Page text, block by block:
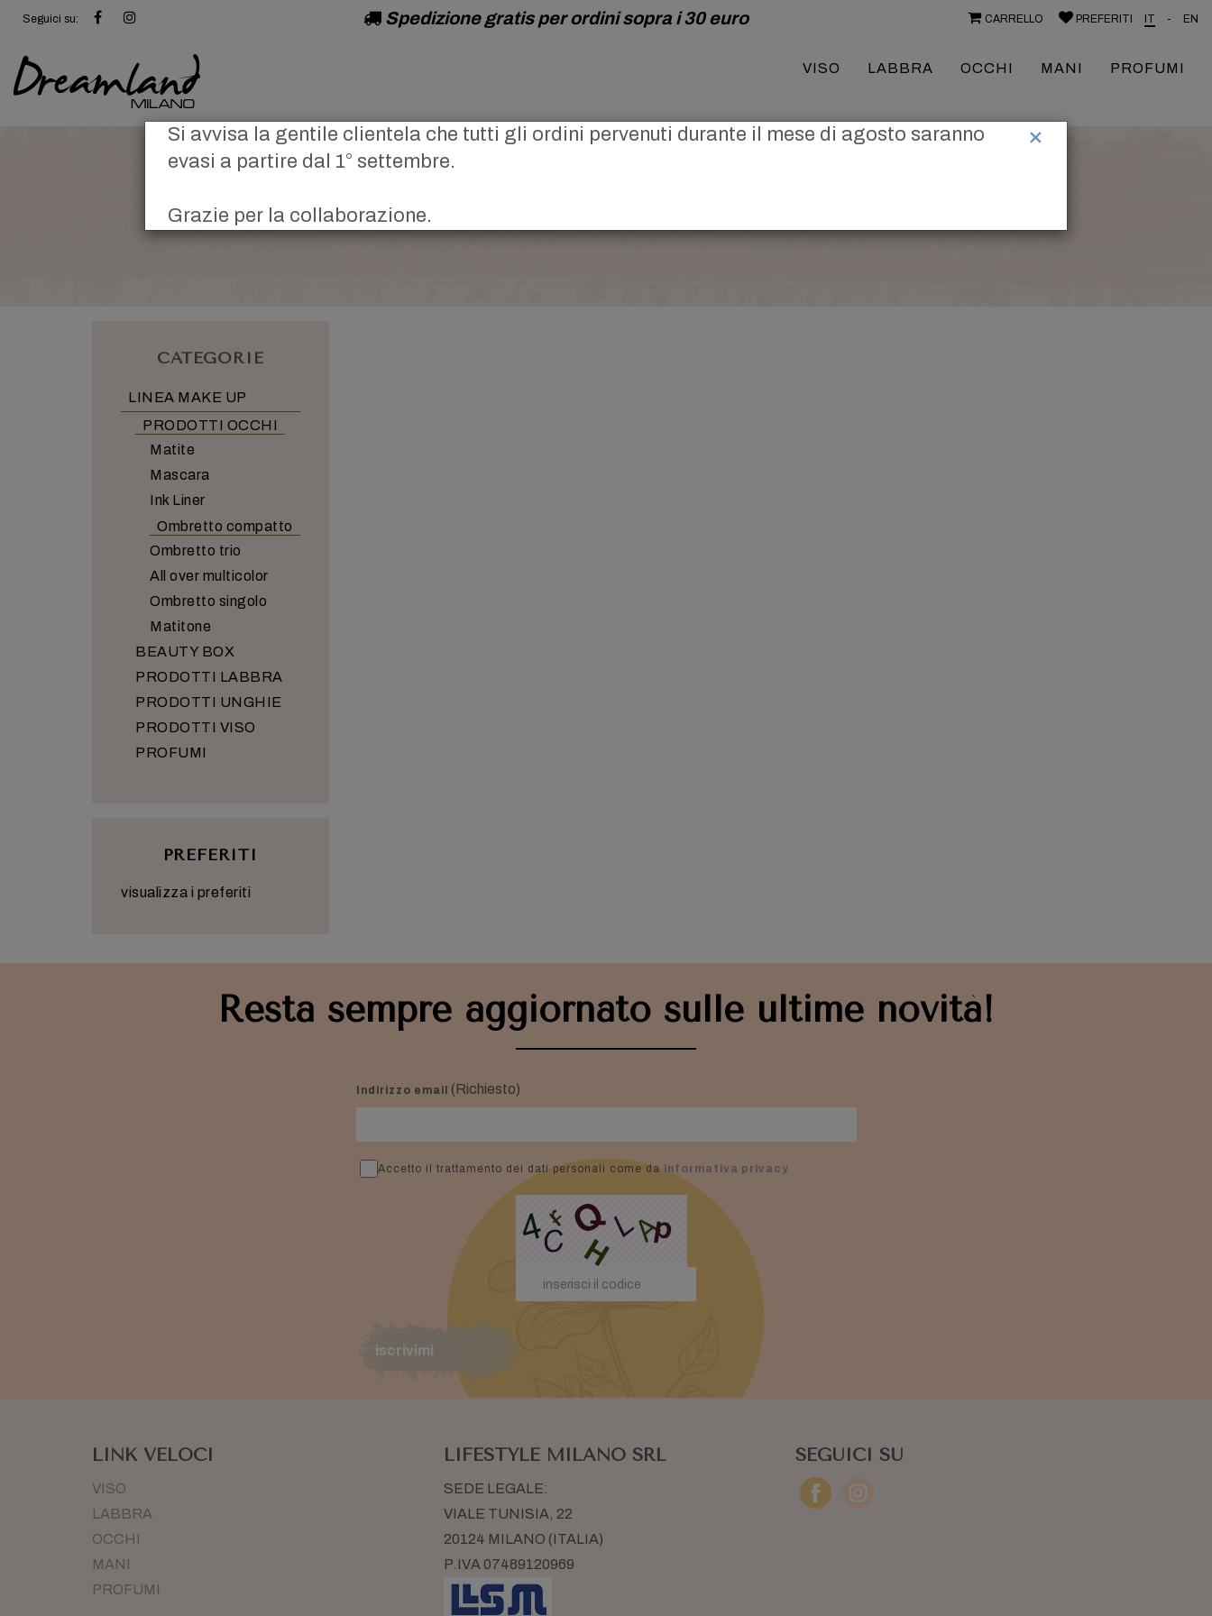
Seguici su: Spedizione gratis per ordini sopra i 30 euro CARRELLO PREFERITI IT - EN
VISO LABBRA OCCHI MANI PROFUMI
CATEGORIE
LINEA MAKE UP
PRODOTTI OCCHI
Matite
Mascara
Ink Liner
Ombretto compatto
Ombretto trio
All over multicolor
Ombretto singolo
Matitone
BEAUTY BOX
PRODOTTI LABBRA
PRODOTTI UNGHIE
PRODOTTI VISO
PROFUMI
PREFERITI
visualizza i preferiti
Resta sempre aggiornato sulle ultime novità!
Indirizzo email (Richiesto)
Accetto il trattamento dei dati personali come dainformativa privacy
iscrivimi
LINK VELOCI
VISO
LABBRA
OCCHI
MANI
PROFUMI
LIFESTYLE MILANO SRL
SEDE LEGALE:
VIALE TUNISIA, 22
20124 MILANO (ITALIA)
P.IVA 07489120969
SEGUICI SU
× Close
Si avvisa la gentile clientela che tutti gli ordini pervenuti durante il mese di agosto saranno
evasi a partire dal 1° settembre.
Grazie per la collaborazione.